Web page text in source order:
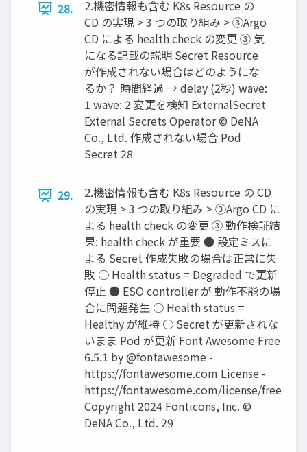
28.
2.機密情報も含む K8s Resource の
CD の実現 > 3 つの取り組み > ③Argo
CD による health check の変更 ③ 気
になる記載の説明 Secret Resource
が作成されない場合はどのようにな
るか？ 時間経過 → delay (2秒) wave:
1 wave: 2 変更を検知 ExternalSecret
External Secrets Operator © DeNA
Co., Ltd. 作成されない場合 Pod
Secret 28
29.
2.機密情報も含む K8s Resource の CD
の実現 > 3 つの取り組み > ③Argo CD に
よる health check の変更 ③ 動作検証結
果: health check が重要 ● 設定ミスに
よる Secret 作成失敗の場合は正常に失
敗 ○ Health status = Degraded で更新
停⽌ ● ESO controller が 動作不能の場
合に問題発⽣ ○ Health status =
Healthy が維持 ○ Secret が更新されな
いまま Pod が更新 Font Awesome Free
6.5.1 by @fontawesome -
https://fontawesome.com License -
https://fontawesome.com/license/free
Copyright 2024 Fonticons, Inc. ©
DeNA Co., Ltd. 29